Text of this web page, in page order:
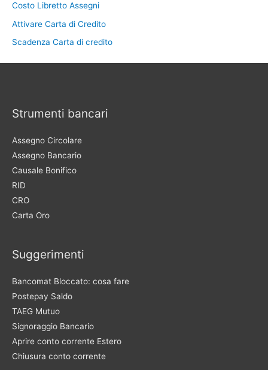
Costo Libretto Assegni
Attivare Carta di Credito
Scadenza Carta di credito
Strumenti bancari
Assegno Circolare
Assegno Bancario
Causale Bonifico
RID
CRO
Carta Oro
Suggerimenti
Bancomat Bloccato: cosa fare
Postepay Saldo
TAEG Mutuo
Signoraggio Bancario
Aprire conto corrente Estero
Chiusura conto corrente